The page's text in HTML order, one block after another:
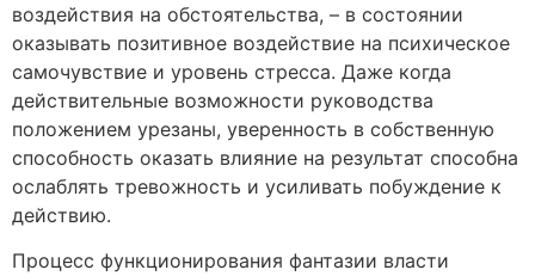
воздействия на обстоятельства, – в состоянии
оказывать позитивное воздействие на психическое
самочувствие и уровень стресса. Даже когда
действительные возможности руководства
положением урезаны, уверенность в собственную
способность оказать влияние на результат способна
ослаблять тревожность и усиливать побуждение к
действию.
Процесс функционирования фантазии власти